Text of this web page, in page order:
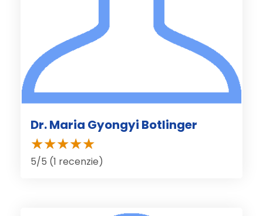
Dr. Maria Gyongyi Botlinger
5/5 (1 recenzie)